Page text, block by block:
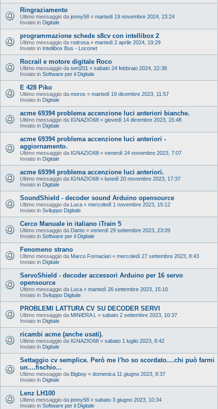
Ringraziamento
Ultimo messaggio da jonny58 « martedì 19 novembre 2024, 23:24
Inviato in Digitale
programmazione schede s8cv con intellibox 2
Ultimo messaggio da rodrosa « martedì 2 aprile 2024, 19:29
Inviato in Intellibox Bus - Loconet
Rocrail e motore digitale Roco
Ultimo messaggio da seri201 « sabato 24 febbraio 2024, 22:38
Inviato in Software per il Digitale
E 428 Piko
Ultimo messaggio da moros « martedì 19 dicembre 2023, 11:57
Inviato in Digitale
acme 69394 problema accenzione luci anteriori bianche.
Ultimo messaggio da IGNAZIO68 « giovedì 14 dicembre 2023, 15:48
Inviato in Digitale
acme 69394 problema accenzione luci anteriori -
aggiornamento.
Ultimo messaggio da IGNAZIO68 « venerdì 24 novembre 2023, 7:07
Inviato in Digitale
acme 69394 problema accenzione luci anteriori.
Ultimo messaggio da IGNAZIO68 « lunedì 20 novembre 2023, 17:37
Inviato in Digitale
SoundShield - decoder sound Arduino opensource
Ultimo messaggio da Luca « mercoledì 1 novembre 2023, 15:12
Inviato in Sviluppo Digitale
Cerco Manuale in italiano iTrain 5
Ultimo messaggio da Danto « venerdì 29 settembre 2023, 23:09
Inviato in Software per il Digitale
Fenomeno strano
Ultimo messaggio da Marco Fornaciari « mercoledì 27 settembre 2023, 8:43
Inviato in Digitale
ServoShield - decoder accessori Arduino per 16 servo
opensource
Ultimo messaggio da Luca « martedì 26 settembre 2023, 15:10
Inviato in Sviluppo Digitale
PROBLEMI LATTURA CV SU DECODER SERVI
Ultimo messaggio da MINIERA L « sabato 2 settembre 2023, 10:37
Inviato in Digitale
ricambi acme (anche usati).
Ultimo messaggio da IGNAZIO68 « sabato 1 luglio 2023, 8:42
Inviato in Digitale
Settaggio cv semplice. Però me l'ho so scordato....chi può farmi
un....fischio...
Ultimo messaggio da Bigboy « domenica 11 giugno 2023, 8:37
Inviato in Digitale
Lenz LH100
Ultimo messaggio da jonny58 « sabato 3 giugno 2023, 10:34
Inviato in Software per il Digitale